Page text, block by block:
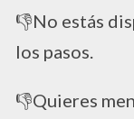
​👎No estás
los pasos.
​👎Quieres